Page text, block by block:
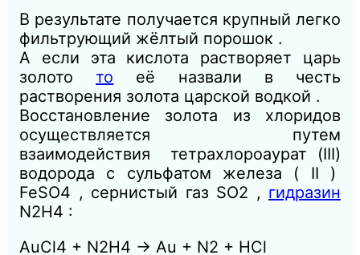
В результате получается крупный легко
фильтрующий жёлтый порошок .
А если эта кислота растворяет царь
золото то её назвали в честь
растворения золота царской водкой .
Восстановление золота из хлоридов
осуществляется путем
взаимодействия тетрахлороаурат (III)
водорода с сульфатом железа ( II )
FeSO4 , сернистый газ SO2 , гидразин
N2H4 :
AuCl4 + N2H4 → Au + N2 + HCl